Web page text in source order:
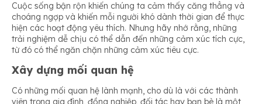
Cuộc sống bận rộn khiến chúng ta cảm thấy căng thẳng và
choáng ngợp và khiến mỗi người khó dành thời gian để thực
hiện các hoạt động yêu thích. Nhưng hãy nhớ rằng, những
trải nghiệm dễ chịu có thể dẫn đến những cảm xúc tích cực,
từ đó có thể ngăn chặn những cảm xúc tiêu cực.
Xây dựng mối quan hệ
Có những mối quan hệ lành mạnh, cho dù là với các thành
viên trong gia đình, đồng nghiệp, đối tác hay bạn bè là một